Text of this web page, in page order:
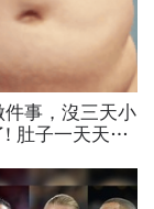
件事，沒三天小
肚子一天天變